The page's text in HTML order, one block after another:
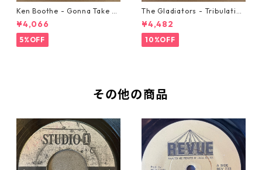
Ken Boothe - Gonna Take A
Miracle【7-21362】
¥4,066
5%OFF
The Gladiators - Tribulation
【7-21365】
¥4,482
10%OFF
その他の商品